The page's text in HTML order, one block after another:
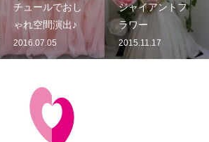
チュールでおし
ゃれ空間演出♪
2016.07.05
ジャイアントフ
ラワー
2015.11.17